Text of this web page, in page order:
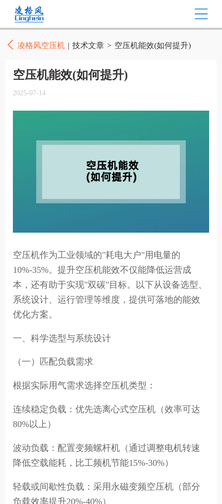
凌格风空压机 | 技术文章 > 空压机能效(如何提升)
空压机能效(如何提升)
2025-07-14
空压机作为工业领域的"耗电大户"用电量的
10%-35%。提升空压机能效不仅能降低运营成
本，还有助于实现"双碳"目标。以下从设备选型、
系统设计、运行管理等维度，提供可落地的能效
优化方案。
一、科学选型与系统设计
（一）匹配负载需求
根据实际用气需求选择空压机类型：
连续稳定负载：优先选离心式空压机（效率可达
80%以上）
波动负载：配置变频螺杆机（通过调整电机转速
降低空载能耗，比工频机节能15%-30%）
轻载或间歇性负载：采用永磁变频空压机（部分
负载效率提升20%-40%）